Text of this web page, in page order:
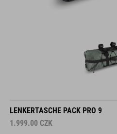
LENKERTASCHE PACK PRO 9
1.999.00 CZK